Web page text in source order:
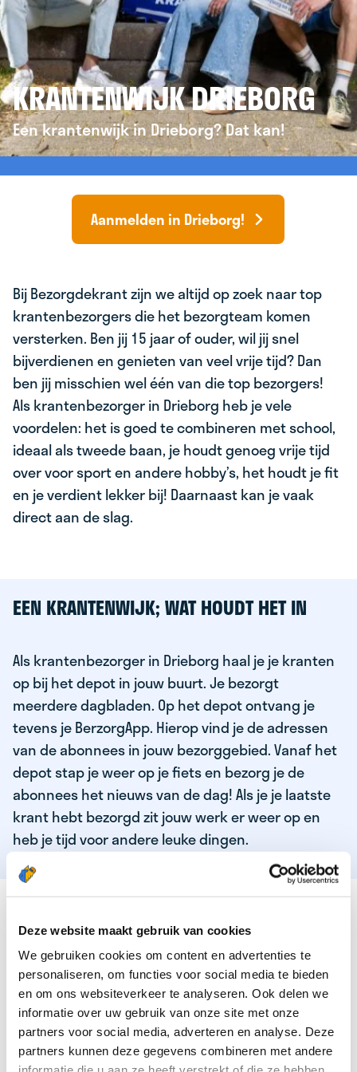
Deze website maakt gebruik van cookies
We gebruiken cookies om content en advertenties te
personaliseren, om functies voor social media te bieden
en om ons websiteverkeer te analyseren. Ook delen we
informatie over uw gebruik van onze site met onze
partners voor social media, adverteren en analyse. Deze
partners kunnen deze gegevens combineren met andere
KRANTENWIJK DRIEBORG
Een krantenwijk in Drieborg? Dat kan!
Aanmelden in Drieborg!
Bij Bezorgdekrant zijn we altijd op zoek naar top
krantenbezorgers die het bezorgteam komen
versterken. Ben jij 15 jaar of ouder, wil jij snel
bijverdienen en genieten van veel vrije tijd? Dan
ben jij misschien wel één van die top bezorgers!
Als krantenbezorger in Drieborg heb je vele
voordelen: het is goed te combineren met school,
ideaal als tweede baan, je houdt genoeg vrije tijd
over voor sport en andere hobby’s, het houdt je fit
en je verdient lekker bij! Daarnaast kan je vaak
direct aan de slag.
EEN KRANTENWIJK; WAT HOUDT HET IN
Als krantenbezorger in Drieborg haal je je kranten
op bij het depot in jouw buurt. Je bezorgt
meerdere dagbladen. Op het depot ontvang je
tevens je BerzorgApp. Hierop vind je de adressen
van de abonnees in jouw bezorggebied. Vanaf het
depot stap je weer op je fiets en bezorg je de
abonnees het nieuws van de dag! Als je je laatste
krant hebt bezorgd zit jouw werk er weer op en
heb je tijd voor andere leuke dingen.
DEZE KWALITEITEN HEEFT ONZE TOP
KRANTENBEZORGER
Je bent verantwoordelijk en zelfstandig
Je houdt van lekker bewegen in de frisse lucht
Je houdt vooral van fijn werk dat lekker bijverdient!
Je wordt blij van het bezorgen van het laatste nieuws